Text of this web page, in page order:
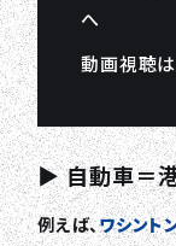
へ
動画視聴
▶ 自動車＝
例えば、ワシント